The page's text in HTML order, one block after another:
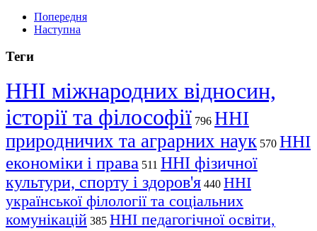
Попередня
Наступна
Теги
ННІ міжнародних відносин,
історії та філософії 796 ННІ
природничих та аграрних наук 570 ННІ
економіки і права 511 ННІ фізичної
культури, спорту і здоров'я 440 ННІ
української філології та соціальних
комунікацій 385 ННІ педагогічної освіти,